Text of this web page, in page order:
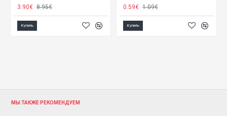
3.90€ 8.95€
Купить
0.59€ 1.09€
Купить
МЫ ТАКЖЕ РЕКОМЕНДУЕМ